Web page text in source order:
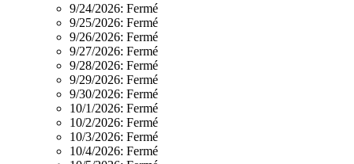
9/24/2026: Fermé
9/25/2026: Fermé
9/26/2026: Fermé
9/27/2026: Fermé
9/28/2026: Fermé
9/29/2026: Fermé
9/30/2026: Fermé
10/1/2026: Fermé
10/2/2026: Fermé
10/3/2026: Fermé
10/4/2026: Fermé